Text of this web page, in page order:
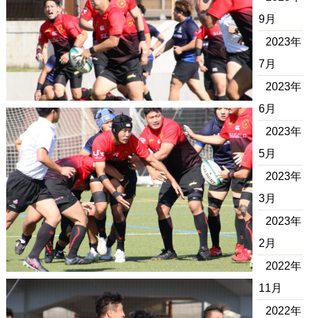
9月
2023年
7月
2023年
6月
2023年
5月
2023年
3月
2023年
2月
2022年
11月
2022年